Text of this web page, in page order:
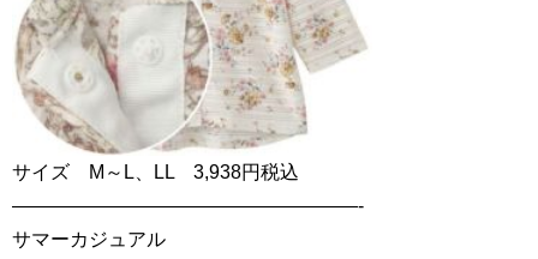
サイズ M～L、LL 3,938円税込
——————————————————-
サマーカジュアル